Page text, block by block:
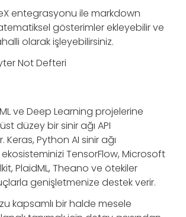
entegrasyonu ile markdown
gösterimler ekleyebilir ve
olarak işleyebilirsiniz.
Not Defteri
ve Deep Learning projelerine
düzey bir sinir ağı API
Python AI sinir ağı
TensorFlow, Microsoft
PlaidML, Theano ve ötekiler
genişletmenize destek verir.
kapsamlı bir halde mesele